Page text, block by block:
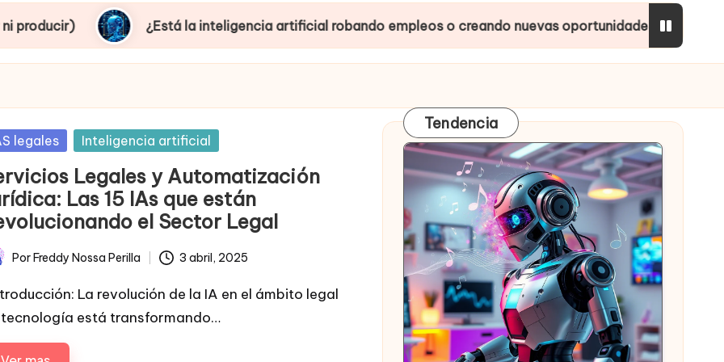
¿Está la inteligencia artificial robando empleos o creando nuevas oportunidades? Inteligencias
legales Inteligencia artificial
Legales y Automatización
Las 15 IAs que están
el Sector Legal
PorFreddy Nossa Perilla 3 abril, 2025
La revolución de la IA en el ámbito legal
tecnología está transformando…
Tendencia